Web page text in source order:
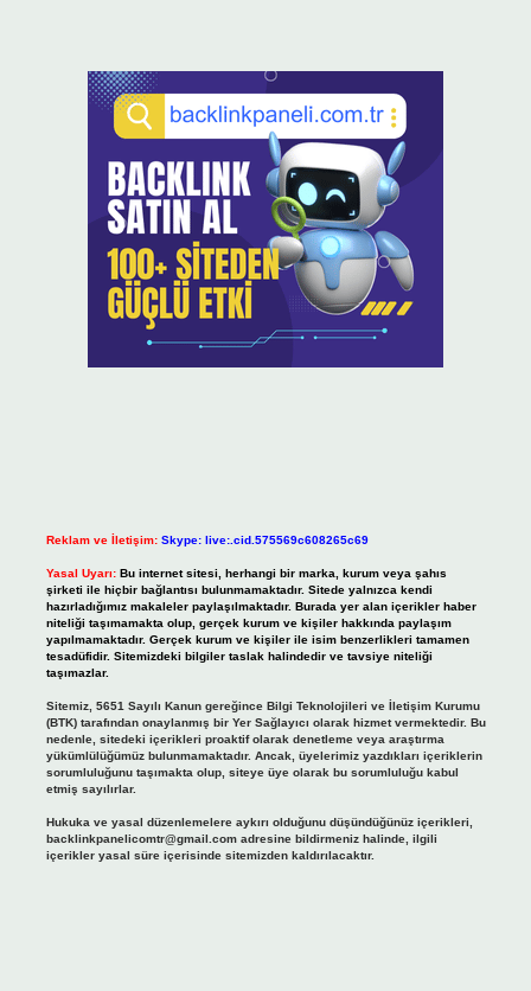
Reklam ve İletişim: Skype: live:.cid.575569c608265c69
Yasal Uyarı: Bu internet sitesi, herhangi bir marka, kurum veya şahıs
şirketi ile hiçbir bağlantısı bulunmamaktadır. Sitede yalnızca kendi
hazırladığımız makaleler paylaşılmaktadır. Burada yer alan içerikler haber
niteliği taşımamakta olup, gerçek kurum ve kişiler hakkında paylaşım
yapılmamaktadır. Gerçek kurum ve kişiler ile isim benzerlikleri tamamen
tesadüfidir. Sitemizdeki bilgiler taslak halindedir ve tavsiye niteliği
taşımazlar.
Sitemiz, 5651 Sayılı Kanun gereğince Bilgi Teknolojileri ve İletişim Kurumu
(BTK) tarafından onaylanmış bir Yer Sağlayıcı olarak hizmet vermektedir. Bu
nedenle, sitedeki içerikleri proaktif olarak denetleme veya araştırma
yükümlülüğümüz bulunmamaktadır. Ancak, üyelerimiz yazdıkları içeriklerin
sorumluluğunu taşımakta olup, siteye üye olarak bu sorumluluğu kabul
etmiş sayılırlar.
Hukuka ve yasal düzenlemelere aykırı olduğunu düşündüğünüz içerikleri,
backlinkpanelicomtr@gmail.comadresine bildirmeniz halinde, ilgili
içerikler yasal süre içerisinde sitemizden kaldırılacaktır.